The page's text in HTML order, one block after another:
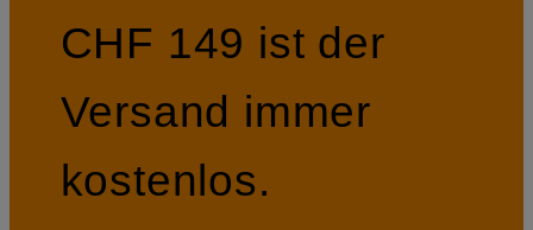
CHF 149 ist der
Versand immer
kostenlos.